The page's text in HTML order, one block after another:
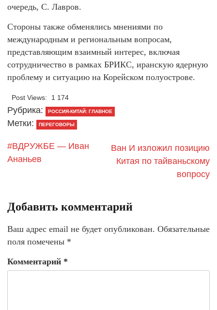
очередь, С. Лавров.
Стороны также обменялись мнениями по
международным и региональным вопросам,
представляющим взаимный интерес, включая
сотрудничество в рамках БРИКС, иранскую ядерную
проблему и ситуацию на Корейском полуострове.
Post Views: 1 174
Рубрика: РОССИЯ-КИТАЙ: ГЛАВНОЕ
Метки: ПЕРЕГОВОРЫ
#BДРУЖБЕ — Иван
Ананьев
Ван И изложил позицию
Китая по тайваньскому
вопросу
Добавить комментарий
Ваш адрес email не будет опубликован. Обязательные
поля помечены *
Комментарий *